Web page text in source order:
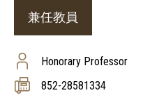
兼任教員
Honorary Professor
852-28581334